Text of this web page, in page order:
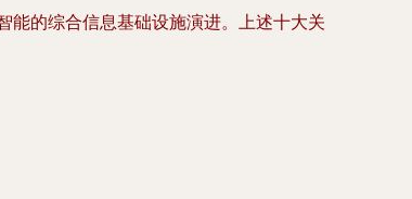
能的综合信息基础设施演进。上述十大关